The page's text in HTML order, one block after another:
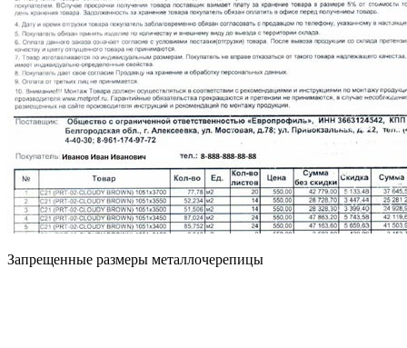
Запрещенные размеры металлочерепицы